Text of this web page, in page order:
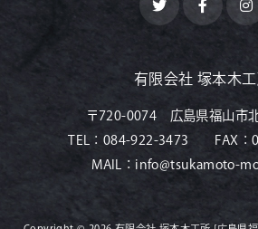
有限会社 塚本木
〒720-0074 広島県福山市
TEL： 084-922-3473 FAX：
MAIL： info@tsukamoto-